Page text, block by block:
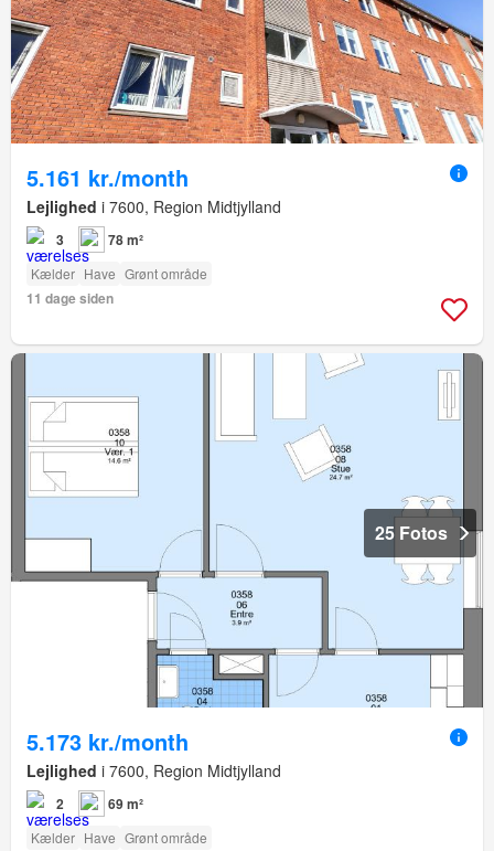
5.161 kr./month
Lejlighed i 7600, Region Midtjylland
3 78 m²
Kælder Have Grønt område
11 dage siden
25 Fotos
5.173 kr./month
Lejlighed i 7600, Region Midtjylland
2 69 m²
Kælder Have Grønt område